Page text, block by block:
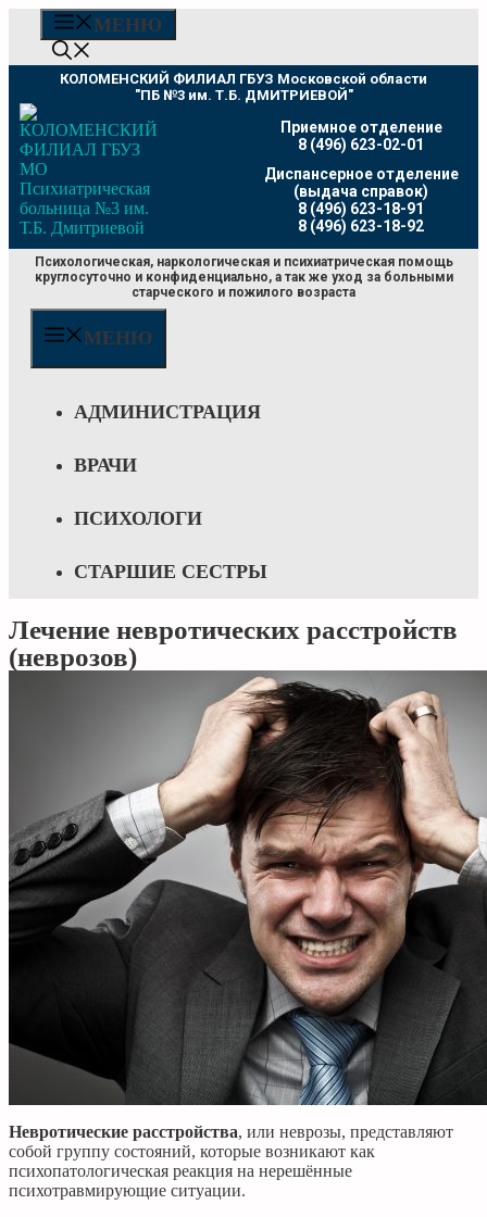
Перейти
содержимому
МЕНЮ
КОЛОМЕНСКИЙ ФИЛИАЛ ГБУЗ Московской области
"ПБ №3 им. Т.Б. ДМИТРИЕВОЙ"
Приемное отделение
8 (496) 623-02-01
Диспансерное отделение
(выдача справок)
8 (496) 623-18-91
8 (496) 623-18-92
Психологическая, наркологическая и психиатрическая помощь
круглосуточно и конфиденциально, а так же уход за больными
старческого и пожилого возраста
МЕНЮ
АДМИНИСТРАЦИЯ
ВРАЧИ
ПСИХОЛОГИ
СТАРШИЕ СЕСТРЫ
Лечение невротических расстройств
(неврозов)
Невротические расстройства, или неврозы, представляют
собой группу состояний, которые возникают как
психопатологическая реакция на нерешённые
психотравмирующие ситуации.